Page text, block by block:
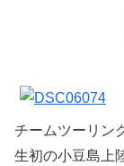
チームツーリン
生初の小豆島上